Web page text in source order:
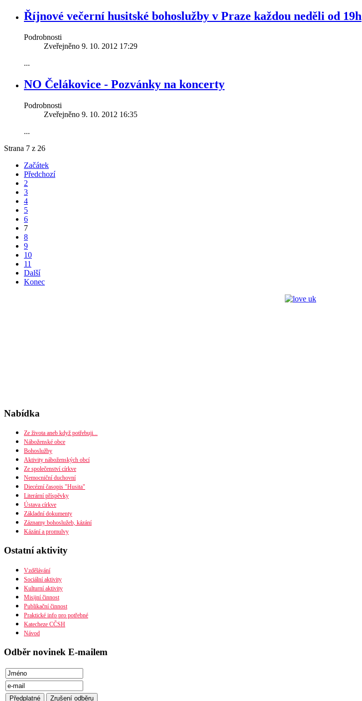
Říjnové večerní husitské bohoslužby v Praze každou neděli od 19h
Podrobnosti
Zveřejněno 9. 10. 2012 17:29
...
NO Čelákovice - Pozvánky na koncerty
Podrobnosti
Zveřejněno 9. 10. 2012 16:35
...
Strana 7 z 26
Začátek
Předchozí
2
3
4
5
6
7
8
9
10
11
Další
Konec
Nabídka
Ze života aneb když potřebuji...
Náboženské obce
Seznam náboženských obcí
Mapa diecéze
Bohoslužby
Aktivity náboženských obcí
Ze společenství církve
Nemocniční duchovní
Diecézní časopis "Husita"
Časopis Husita
Předplatné
Prodejní místa
Kontakty
Literární příspěvky
Ústava církve
PDF verze ke stažení
Preambule
Ustanovení všobecná
Organizační uspořádání
Diecéze
Ústřední rada
Husitská fakulta
Základní dokumenty
Záznamy bohoslužeb, kázání
Kázání a promulvy
Ostatní aktivity
Vzdělávání
Sociální aktivity
Kulturní aktivity
Misijní činnost
Publikační činnost
Praktické info pro potřebné
Katecheze CČSH
Návod
Odběr novinek E-mailem